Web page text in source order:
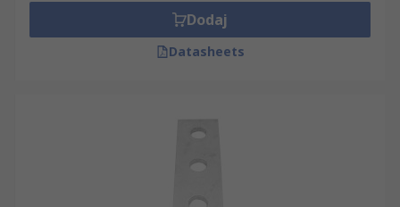
Dodaj
Datasheets